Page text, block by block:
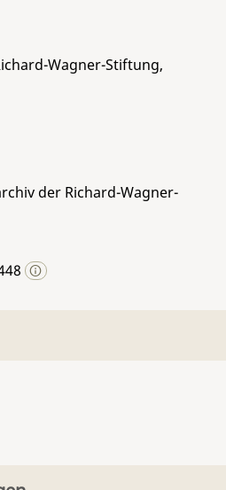
Wagner-Stiftung,
der Richard-Wagner-